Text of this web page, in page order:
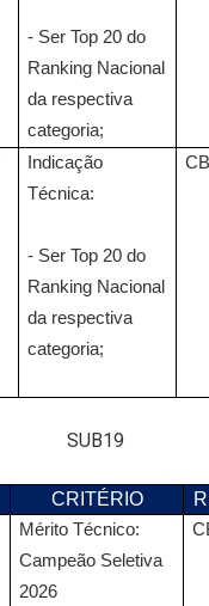
- Ser Top 20 do
Ranking Nacional
da respectiva
categoria;
Indicação
Técnica:
- Ser Top 20 do
Ranking Nacional
da respectiva
categoria;
SUB19
CRITÉRIO
Mérito Técnico:
Campeão Seletiva
2026